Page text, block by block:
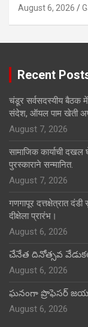
August 6, 2026
Recent
चंडूर सर्वसदस्यीय बैठक में
संदेश, ऑयल पाम खेती
August 7, 2026
सामाजिक कार्याची दखल
पुरस्काराने सन्मानित.
August 7, 2026
गणगापूर दत्तक्षेत्रात दंडी
दीक्षेला प्रारंभ।
August 6, 2026
చేనేత దినోత్సవ
August 6, 2026
ఘనంగా ప్రొఫెసర్
August 6, 2026